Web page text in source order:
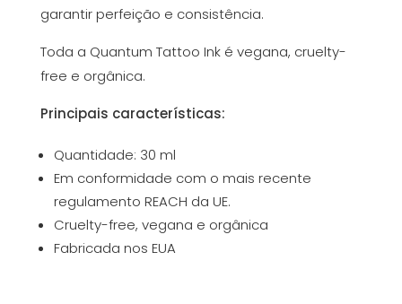
garantir perfeição e consistência.
Toda a Quantum Tattoo Ink é vegana, cruelty-
free e orgânica.
Principais características:
Quantidade: 30 ml
Em conformidade com o mais recente
regulamento REACH da UE.
Cruelty-free, vegana e orgânica
Fabricada nos EUA